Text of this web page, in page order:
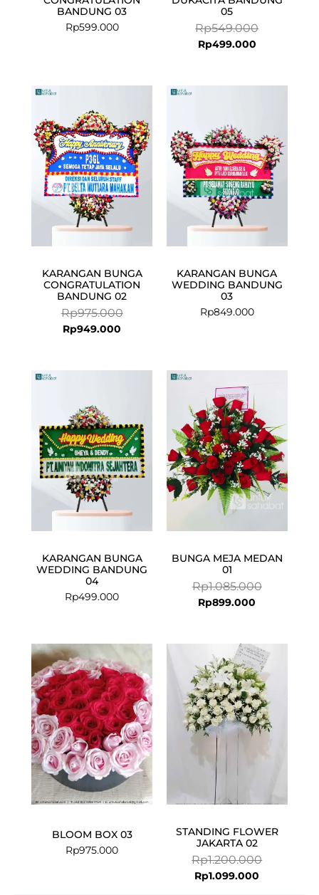
BANDUNG 03
Rp599.000
05
Rp549.000
Rp499.000
KARANGAN BUNGA
CONGRATULATION
BANDUNG 02
Rp975.000
was:
Rp975.000.
Rp949.000
is:
Rp949.000.
KARANGAN BUNGA
WEDDING BANDUNG
03
Rp849.000
KARANGAN BUNGA
WEDDING BANDUNG
04
Rp499.000
BUNGA MEJA MEDAN
01
Rp1.085.000
Rp899.000
Rp899.000.
BLOOM BOX 03
Rp975.000
STANDING FLOWER
JAKARTA 02
Rp1.200.000
Original
price
was:
Rp1.099.000
Current
price
is: